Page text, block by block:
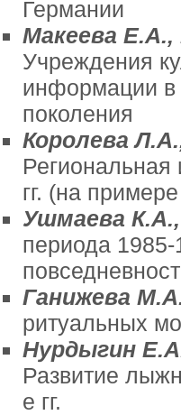
Германии
Макеева Е.А.,
Учреждения
информации в
поколения
Королева
гг. (на
Ушмаева
периода 1985-
Ганижева
ритуальных
Нурдыгин
Развитие
е гг.